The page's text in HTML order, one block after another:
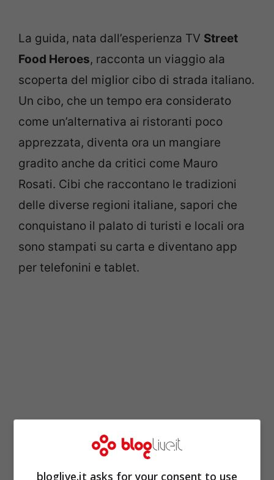
La guida, nata dall’esperienza TV Street
Food Heroes, racconta un viaggio ala
scoperta del miglior cibo di strada italiano.
Un cibo, che un tempo era considerato
come un’alternativa ai ristoranti poco
apprezzata, diventa ora un mangiare
gradito anche da critici come Mauro
Rosati. Cibi che raccontano le tradizioni
delle diverse regioni italiane, sapori che
conquistano il palato di turisti e locali ora
sono stampati su carta e diventano app
per telefonini e tablet.
bloglive.it asks for your consent to use